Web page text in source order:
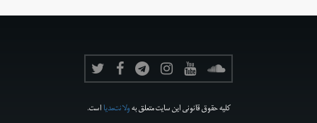
کلیه حقوق قانونی این سایت متعلق بهولانت‌مدیااست.